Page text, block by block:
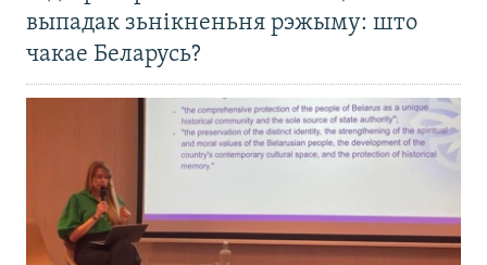
выпадак зьнікненьня рэжыму: што
чакае Беларусь?